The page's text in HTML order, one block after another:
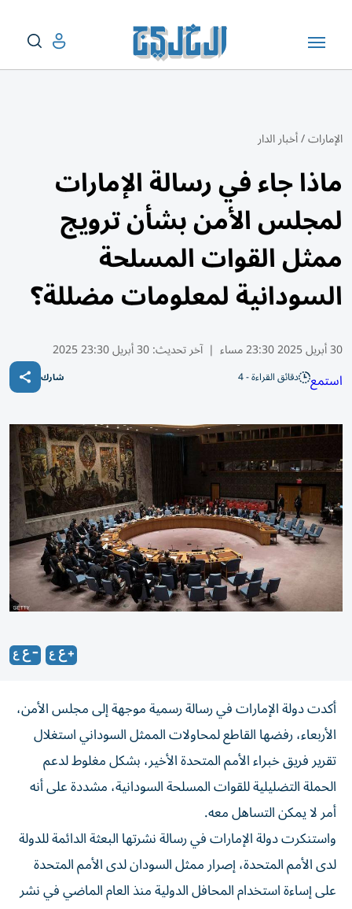
الإمارات/أخبار الدار
ماذا جاء في رسالة الإمارات
لمجلس الأمن بشأن ترويج
ممثل القوات المسلحة
السودانية لمعلومات مضللة؟
30 أبريل 2025 23:30 مساء | آخر تحديث:30 أبريل 23:30 2025
استمع دقائق القراءة - 4 شارك
أكدت دولة الإمارات في رسالة رسمية موجهة إلى مجلس الأمن،
الأربعاء، رفضها القاطع لمحاولات الممثل السوداني استغلال
تقرير فريق خبراء الأمم المتحدة الأخير، بشكل مغلوط لدعم
الحملة التضليلية للقوات المسلحة السودانية، مشددة على أنه
أمر لا يمكن التساهل معه.
واستنكرت دولة الإمارات في رسالة نشرتها البعثة الدائمة للدولة
لدى الأمم المتحدة، إصرار ممثل السودان لدى الأمم المتحدة
على إساءة استخدام المحافل الدولية منذ العام الماضي في نشر